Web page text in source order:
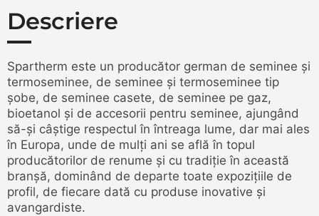
Descriere
Spartherm este un producător german de seminee și
termoseminee, de seminee și termoseminee tip
șobe, de seminee casete, de seminee pe gaz,
bioetanol și de accesorii pentru seminee, ajungând
să-și câștige respectul în întreaga lume, dar mai ales
în Europa, unde de mulți ani se află în topul
producătorilor de renume și cu tradiție în această
branșă, dominând de departe toate expozițiile de
profil, de fiecare dată cu produse inovative și
avangardiste.